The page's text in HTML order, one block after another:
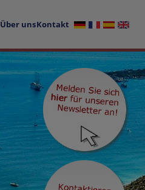
Über unsKontakt